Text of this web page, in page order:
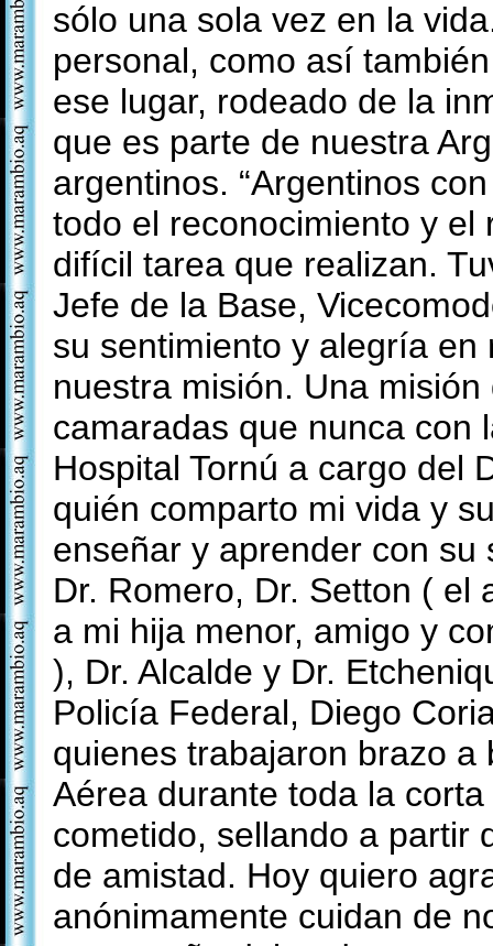
sólo una sola vez en la
personal, como así
ese lugar, rodeado de la
que es parte de nuestra
argentinos. “Argentinos
todo el reconocimiento y
difícil tarea que realizan.
Jefe de la Base,
su sentimiento y alegría
nuestra misión. Una
camaradas que nunca con
Hospital Tornú a cargo del
quién comparto mi vida y
enseñar y aprender con
Dr. Romero, Dr. Setton ( el
a mi hija menor, amigo y
), Dr. Alcalde y Dr.
Policía Federal, Diego
quienes trabajaron brazo
Aérea durante toda la
cometido, sellando a partir
de amistad. Hoy quiero
anónimamente cuidan de